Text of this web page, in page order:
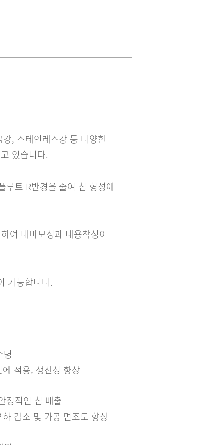
, 스테인레스강 등 다양한
있습니다.
트 R반경을 줄여 칩 형성에
여 내마모성과 내용착성이
가능합니다.
명
적용, 생산성 향상
정적인 칩 배출
감소 및 가공 면조도 향상